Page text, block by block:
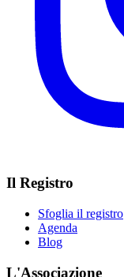
Il Registro
Sfoglia il registro
Agenda
Blog
L'Associazione